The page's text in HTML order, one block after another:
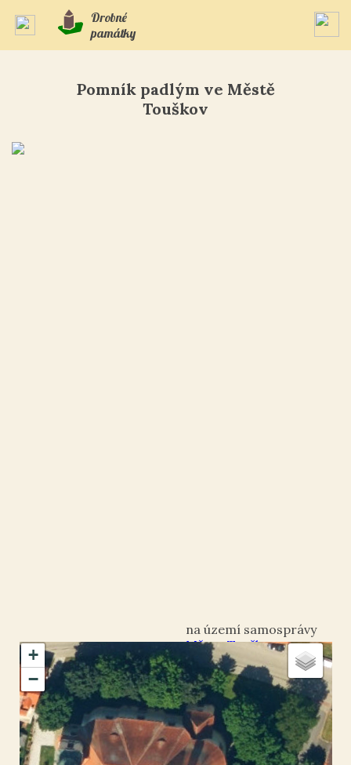
Drobné
památky
Pomník padlým ve Městě
Touškov
+
−
Město Touškov
okres Plzeň-sever
Město Touškov
49.774203,13.247759